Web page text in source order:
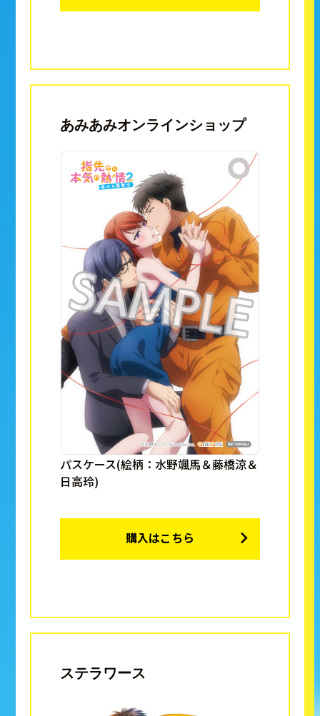
あみあみオンラインショップ
パスケース(絵柄：水野颯馬＆藤橋涼＆
日高玲)
購入はこちら
ステラワース